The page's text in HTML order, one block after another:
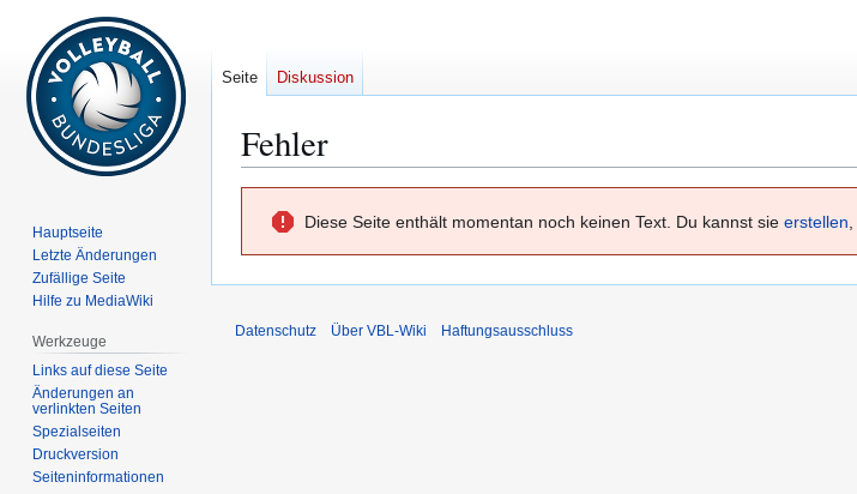
Fehler
Navigation
springen
Suche
springen
Diese Seite enthält momentan noch keinen Text. Du kannst sie erstellen
Seite Diskussion
Hauptseite
Letzte Änderungen
Zufällige Seite
Hilfe zu MediaWiki
Werkzeuge
Links auf diese Seite
Änderungen an
verlinkten Seiten
Spezialseiten
Druckversion
Seiten­­informationen
Datenschutz Über VBL-Wiki Haftungsausschluss